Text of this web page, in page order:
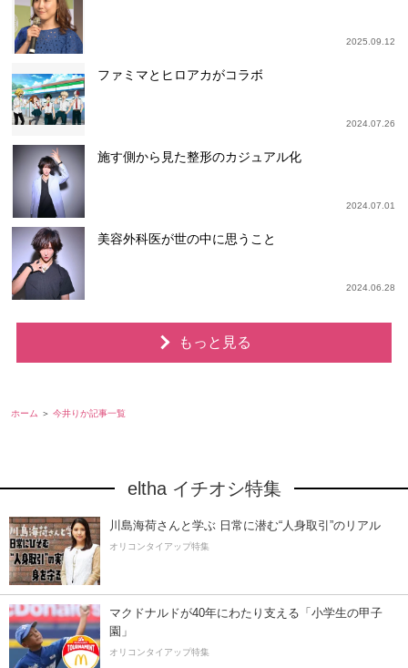
2025.09.12
ファミマとヒロアカがコラボ
2024.07.26
施す側から見た整形のカジュアル化
2024.07.01
美容外科医が世の中に思うこと
2024.06.28
もっと見る
ホーム 今井りか記事一覧
eltha イチオシ特集
川島海荷さんと学ぶ 日常に潜む“人身取引”のリアル
オリコンタイアップ特集
マクドナルドが40年にわたり支える「小学生の甲子
園」
オリコンタイアップ特集